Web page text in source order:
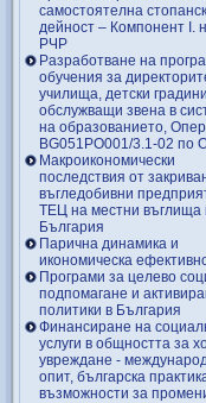
самостоятелна
дейност – Компонент I. на ОП
РЧР
Разработване на
обучения за
училища, детски
обслужващи звена в
на образованието,
BG051PO001/3.1-02 по
Макроикономически
последствия от
въгледобивни
ТЕЦ на местни въглища
България
Парична динамика и
икономическа
Програми за целево
подпомагане и
политики в България
Финансиране на
услуги в общността за
увреждане -
опит, българска
възможности за